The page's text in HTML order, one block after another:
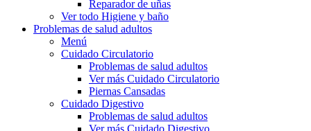
Reparador de uñas
Ver todo Higiene y baño
Problemas de salud adultos
Menú
Cuidado Circulatorio
Problemas de salud adultos
Ver más Cuidado Circulatorio
Piernas Cansadas
Cuidado Digestivo
Problemas de salud adultos
Ver más Cuidado Digestivo